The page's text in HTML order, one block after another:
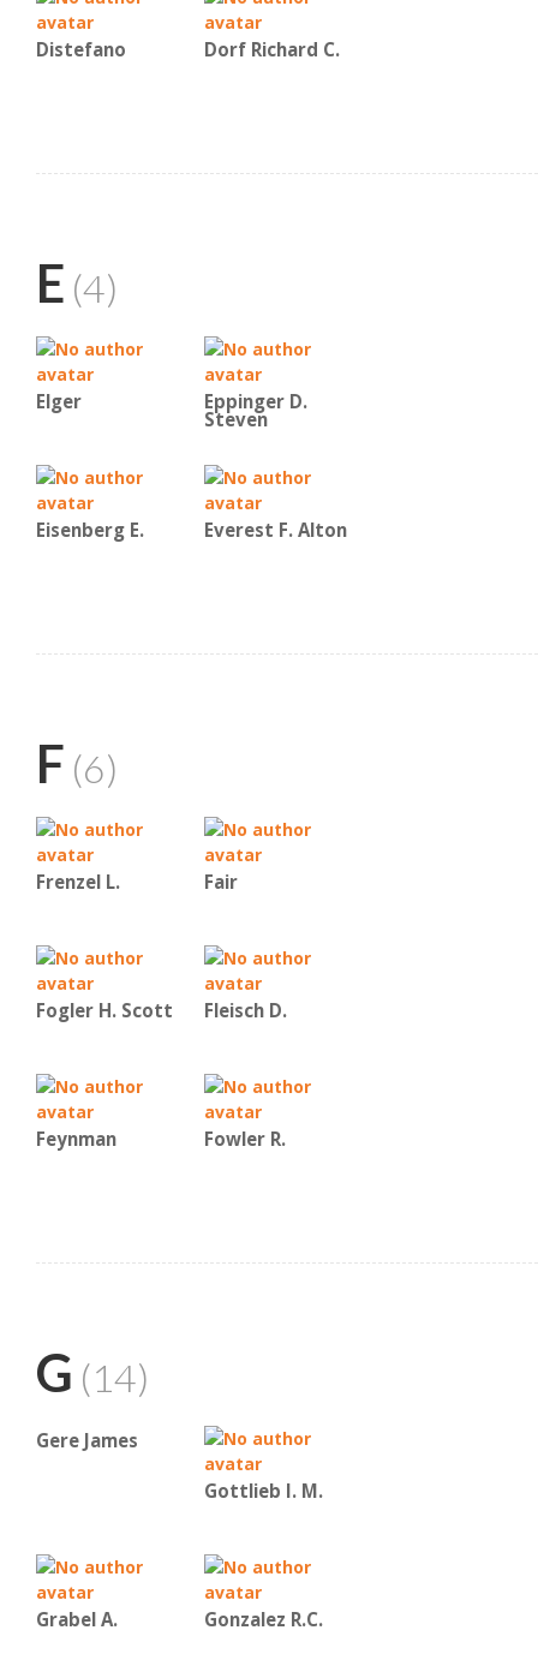
Distefano Dorf Richard C.
E (4)
Elger Eppinger D.
Steven
Eisenberg E. Everest F. Alton
F (6)
Frenzel L. Fair
Fogler H. Scott Fleisch D.
Feynman Fowler R.
G (14)
Gere James
Gottlieb I. M.
Grabel A. Gonzalez R.C.